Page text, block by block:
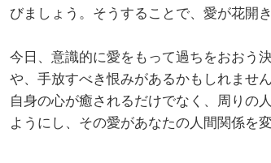
びましょう。そうすることで、愛が花開
今日、意識的に愛をもって過ちをおおう
や、手放すべき恨みがあるかもしれませ
自身の心が癒されるだけでなく、周りの
ようにし、その愛があなたの人間関係を